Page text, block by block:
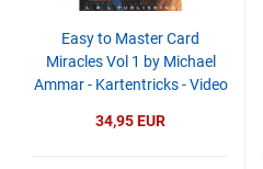
Easy to Master Card
Miracles Vol 1 by Michael
Ammar - Kartentricks - Video
34,95 EUR